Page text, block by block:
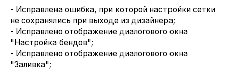
- Исправлена ошибка, при которой настройки сетки
не сохранялись при выходе из дизайнера;
- Исправлено отображение диалогового окна
"Настройка бендов";
- Исправлено отображение диалогового окна
"Заливка";